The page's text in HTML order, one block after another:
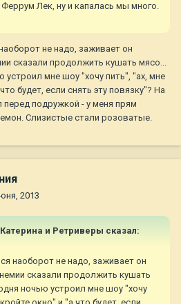
Лек, ну и капалась мы много.
не надо, заживает он
сказали продолжить кушать мясо...
мне шоу "хочу пить", "ах, мне
будет, если снять эту повязку"? На
перед подружкой - у меня прям
Слизистые стали розоватые.
2013
Катерина и Ретриверы сказал:
наоборот не надо, заживает он
сказали продолжить кушать
ночью устроил мне шоу "хочу